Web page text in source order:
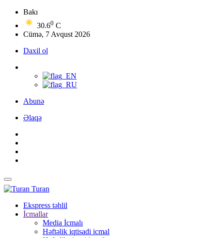
Bakı
30.60 C
Cümə, 7 Avqust 2026
Daxil ol
Abunə
Əlaqə
Turan
Ekspress təhlil
İcmallar
Media İcmalı
Həftəlik iqtisadi icmal